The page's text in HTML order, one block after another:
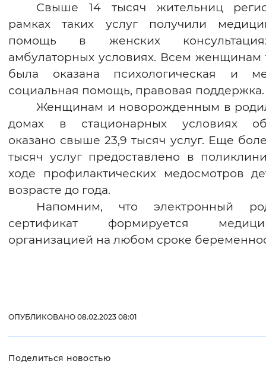
Включены Выключены
Звуковой ассистент
Воспроизвести Остановить
Вернуть стандартные настройки
Свыше 14 тысяч жительниц
рамках таких услуг получили
помощь в женских
амбулаторных условиях. Всем женщинам
была оказана психологическая и
социальная помощь, правовая поддержка.
Женщинам и новорожденным в
домах в стационарных условиях
оказано свыше 23,9 тысяч услуг. Еще
тысяч услуг предоставлено в
ходе профилактических медосмотров
возрасте до года.
Напомним, что электронный
сертификат формируется
организацией на любом сроке
ОПУБЛИКОВАНО 08.02.2023 08:01
Поделиться новостью